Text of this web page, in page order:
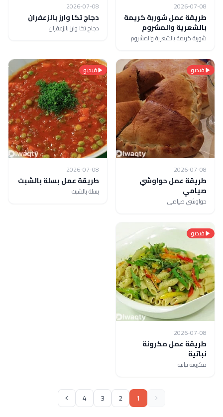
2026-07-08
طريقة عمل شوربة كريمة
بالشعرية والمشروم
شوربة كريمة بالشعرية والمشروم
2026-07-08
دجاج تكا وارز بالزعفران
دجاج تكا وارز بالزعفران
فيديو
2026-07-08
طريقة عمل حواوشي
صيامي
حواوشي صيامي
فيديو
2026-07-08
طريقة عمل بسلة بالشبت
بسلة بالشبت
فيديو
2026-07-08
طريقة عمل مكرونة
نباتية
مكرونة نباتية
1
2
3
4